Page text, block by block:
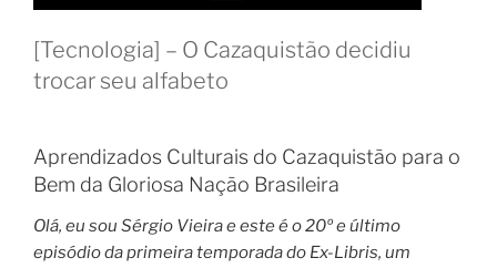
[Tecnologia] – O Cazaquistão decidiu
trocar seu alfabeto
Aprendizados Culturais do Cazaquistão para o
Bem da Gloriosa Nação Brasileira
Olá, eu sou Sérgio Vieira e este é o 20º e último
episódio da primeira temporada do Ex-Libris, um